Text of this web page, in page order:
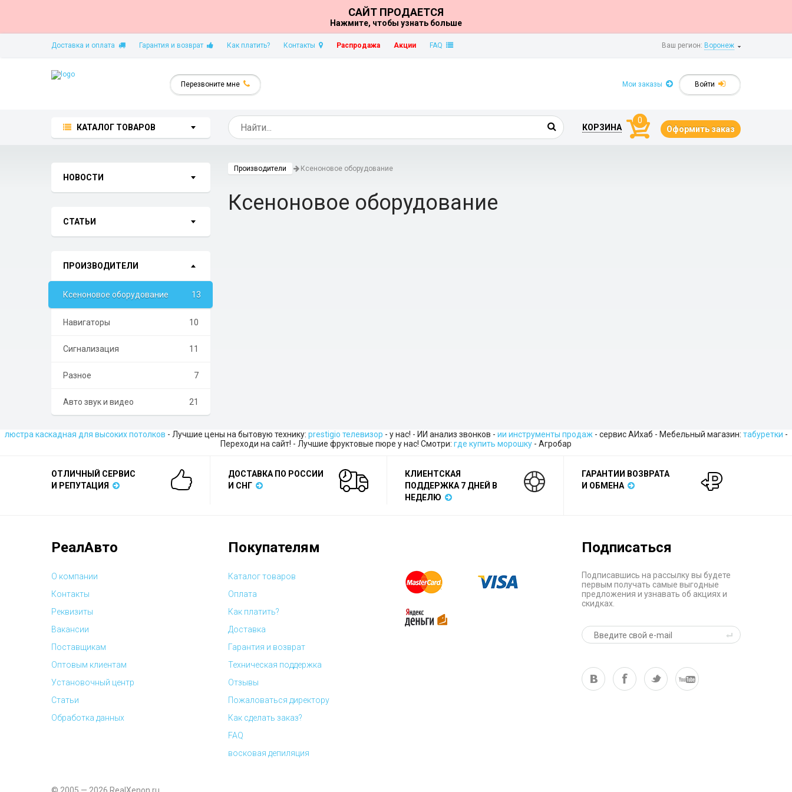
САЙТ ПРОДАЕТСЯ
Нажмите, чтобы узнать больше
Ваш регион: Воронеж
Доставка и оплата Гарантия и возврат Как платить? Контакты Распродажа Акции FAQ
Перезвоните мне Войти
Мои заказы
КАТАЛОГ ТОВАРОВ КОРЗИНА
0
Оформить заказ
НОВОСТИ
СТАТЬИ
ПРОИЗВОДИТЕЛИ
Ксеноновое оборудование 13
Навигаторы 10
Сигнализация 11
Разное 7
Авто звук и видео 21
Производители Ксеноновое оборудование
Ксеноновое оборудование
люстра каскадная для высоких потолков - Лучшие цены на бытовую технику: prestigio телевизор - у нас! - ИИ анализ звонков - ии инструменты продаж - сервис АИхаб - Мебельный магазин: табуретки -
Переходи на сайт! - Лучшие фруктовые пюре у нас! Смотри: где купить морошку - Агробар
ОТЛИЧНЫЙ СЕРВИС
И РЕПУТАЦИЯ
ДОСТАВКА ПО РОССИИ
И СНГ
КЛИЕНТСКАЯ
ПОДДЕРЖКА 7 ДНЕЙ В
НЕДЕЛЮ
ГАРАНТИИ ВОЗВРАТА
И ОБМЕНА
РеалАвто
О компании
Контакты
Реквизиты
Вакансии
Поставщикам
Оптовым клиентам
Установочный центр
Статьи
Обработка данных
Покупателям
Каталог товаров
Оплата
Как платить?
Доставка
Гарантия и возврат
Техническая поддержка
Отзывы
Пожаловаться директору
Как сделать заказ?
FAQ
восковая депиляция
Подписаться
Подписавшись на рассылку вы будете
первым получать самые выгодные
предложения и узнавать об акциях и
скидках.